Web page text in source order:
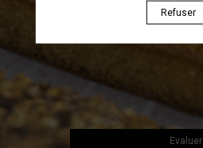
14:00
Thème 2
Evaluer
Refuser